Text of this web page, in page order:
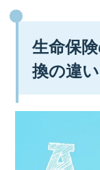
生命保
換の違い